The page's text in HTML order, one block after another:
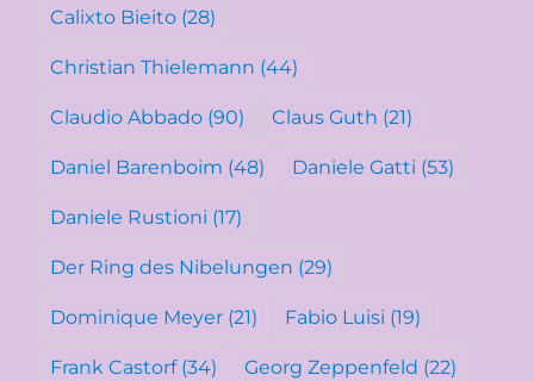
Calixto Bieito (28)
Christian Thielemann (44)
Claudio Abbado (90) Claus Guth (21)
Daniel Barenboim (48) Daniele Gatti (53)
Daniele Rustioni (17)
Der Ring des Nibelungen (29)
Dominique Meyer (21) Fabio Luisi (19)
Frank Castorf(34) Georg Zeppenfeld (22)